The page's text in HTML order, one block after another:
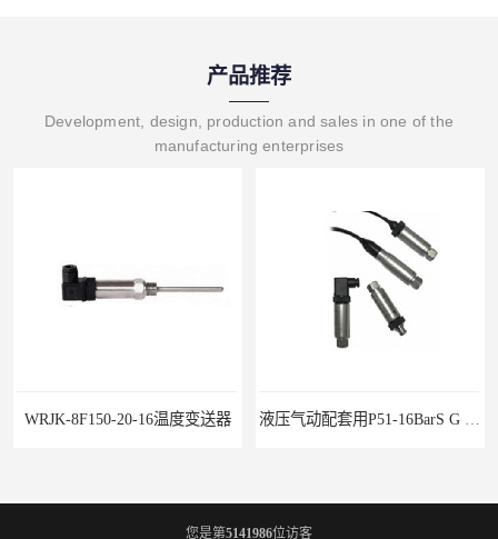
产品推荐
Development, design, production and sales in one of the
manufacturing enterprises
WRJK-8F150-20-16温度变送器
您是第5141986位访客